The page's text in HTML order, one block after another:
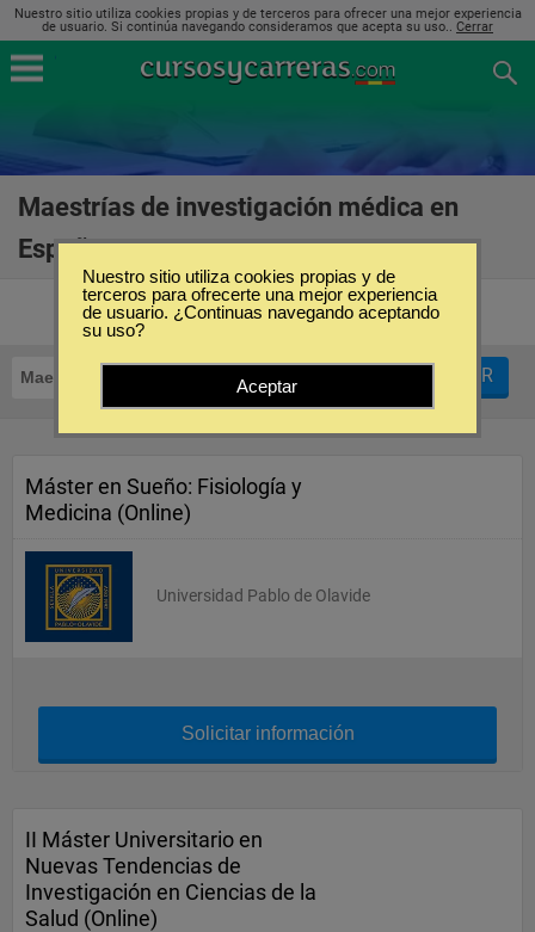
Nuestro sitio utiliza cookies propias y de terceros para ofrecer una mejor experiencia
de usuario. Si continúa navegando consideramos que acepta su uso.. Cerrar
Maestrías de investigación médica en
España
Maestrías Investigación Médica FILTRAR
Máster en Sueño: Fisiología y
Medicina (Online)
Universidad Pablo de Olavide
Solicitar información
II Máster Universitario en
Nuevas Tendencias de
Investigación en Ciencias de la
Salud (Online)
Nuestro sitio utiliza cookies propias y de
terceros para ofrecerte una mejor experiencia
de usuario. ¿Continuas navegando aceptando
su uso?
Aceptar